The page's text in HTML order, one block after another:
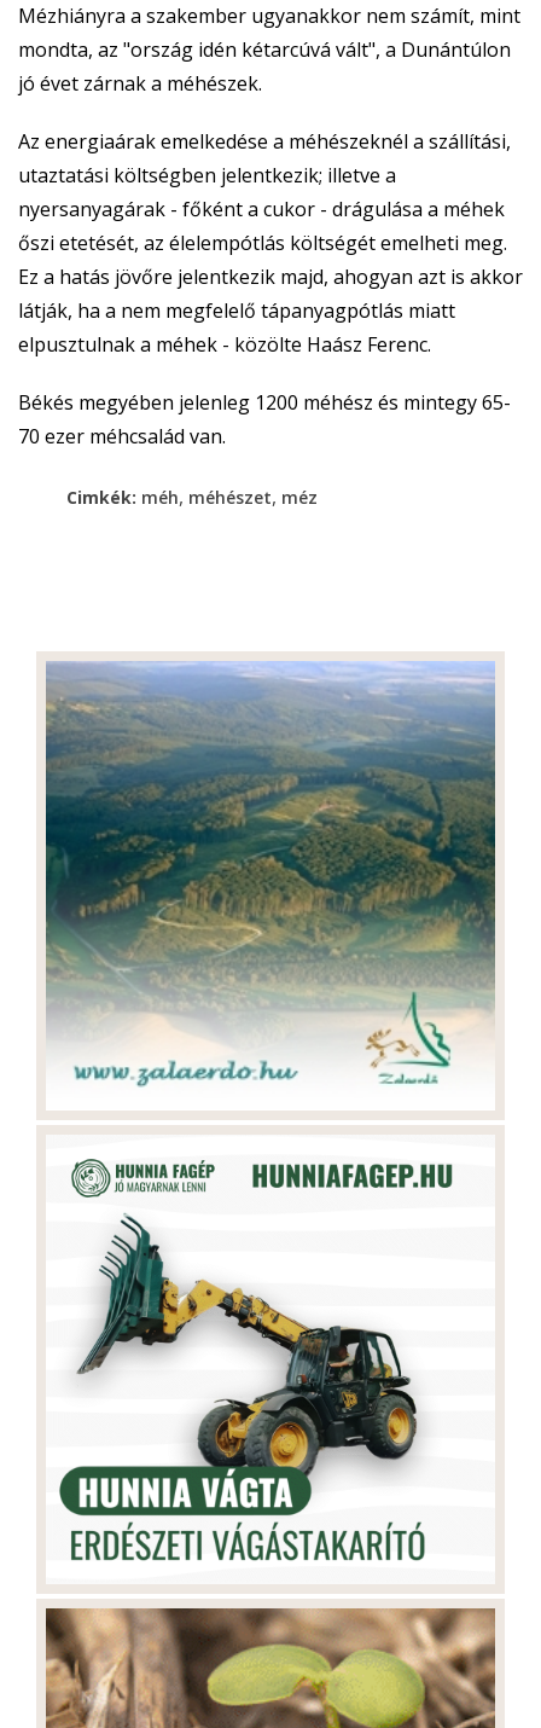
Mézhiányra a szakember ugyanakkor nem számít, mint
mondta, az "ország idén kétarcúvá vált", a Dunántúlon
jó évet zárnak a méhészek.
Az energiaárak emelkedése a méhészeknél a szállítási,
utaztatási költségben jelentkezik; illetve a
nyersanyagárak - főként a cukor - drágulása a méhek
őszi etetését, az élelempótlás költségét emelheti meg.
Ez a hatás jövőre jelentkezik majd, ahogyan azt is akkor
látják, ha a nem megfelelő tápanyagpótlás miatt
elpusztulnak a méhek - közölte Haász Ferenc.
Békés megyében jelenleg 1200 méhész és mintegy 65-
70 ezer méhcsalád van.
Cimkék: méh, méhészet, méz